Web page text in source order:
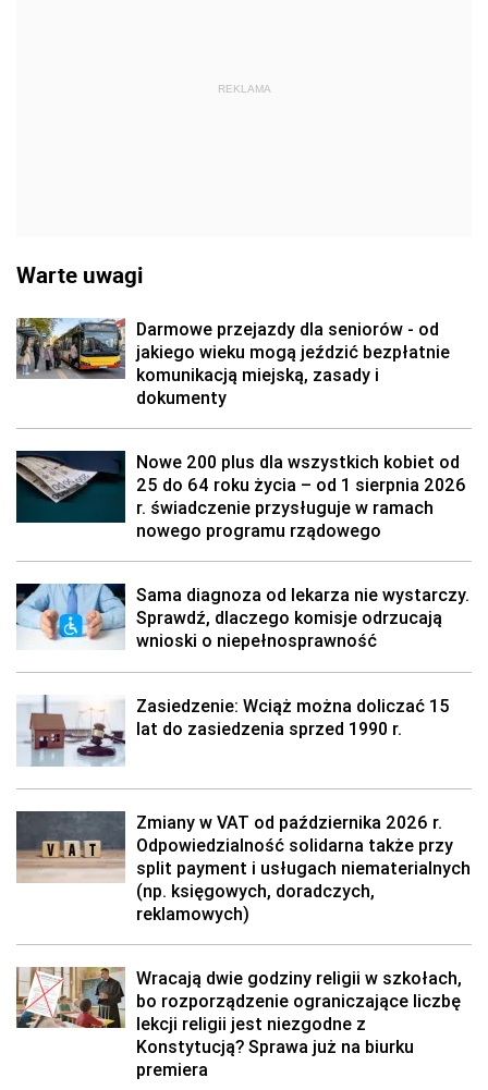
REKLAMA
Warte uwagi
Darmowe przejazdy dla seniorów - od
jakiego wieku mogą jeździć bezpłatnie
komunikacją miejską, zasady i
dokumenty
Nowe 200 plus dla wszystkich kobiet od
25 do 64 roku życia – od 1 sierpnia 2026
r. świadczenie przysługuje w ramach
nowego programu rządowego
Sama diagnoza od lekarza nie wystarczy.
Sprawdź, dlaczego komisje odrzucają
wnioski o niepełnosprawność
Zasiedzenie: Wciąż można doliczać 15
lat do zasiedzenia sprzed 1990 r.
Zmiany w VAT od października 2026 r.
Odpowiedzialność solidarna także przy
split payment i usługach niematerialnych
(np. księgowych, doradczych,
reklamowych)
Wracają dwie godziny religii w szkołach,
bo rozporządzenie ograniczające liczbę
lekcji religii jest niezgodne z
Konstytucją? Sprawa już na biurku
premiera